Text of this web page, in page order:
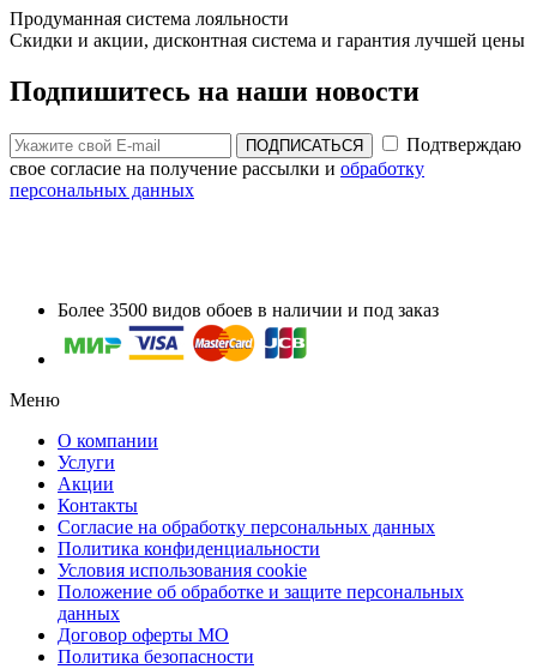
Продуманная система лояльности
Скидки и акции, дисконтная система и гарантия лучшей цены
Подпишитесь на наши новости
ПОДПИСАТЬСЯ
Подтверждаю
свое согласие на получение рассылки и обработку
персональных данных
Более 3500 видов обоев в наличии и под заказ
Меню
О компании
Услуги
Акции
Контакты
Согласие на обработку персональных данных
Политика конфиденциальности
Условия использования cookie
Положение об обработке и защите персональных
данных
Договор оферты МО
Политика безопасности